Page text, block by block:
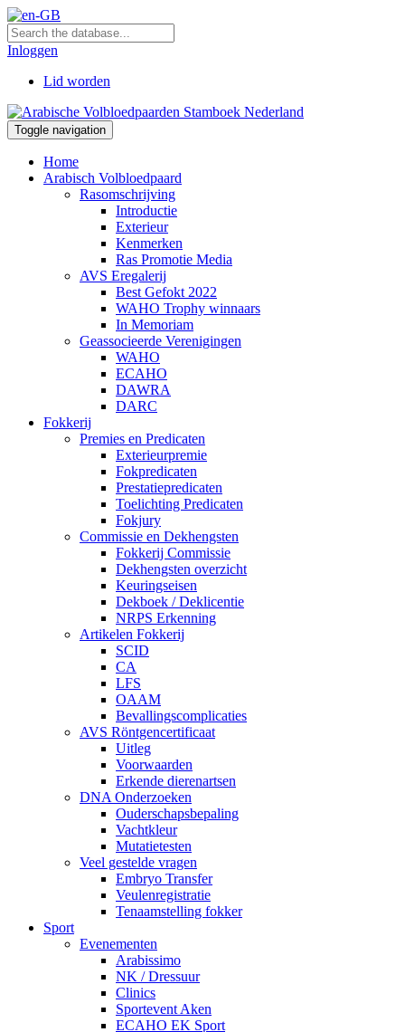
Inloggen
Lid worden
Toggle navigation
Home
Arabisch Volbloedpaard
Rasomschrijving
Introductie
Exterieur
Kenmerken
Ras Promotie Media
AVS Eregalerij
Best Gefokt 2022
WAHO Trophy winnaars
In Memoriam
Geassocieerde Verenigingen
WAHO
ECAHO
DAWRA
DARC
Fokkerij
Premies en Predicaten
Exterieurpremie
Fokpredicaten
Prestatiepredicaten
Toelichting Predicaten
Fokjury
Commissie en Dekhengsten
Fokkerij Commissie
Dekhengsten overzicht
Keuringseisen
Dekboek / Deklicentie
NRPS Erkenning
Artikelen Fokkerij
SCID
CA
LFS
OAAM
Bevallingscomplicaties
AVS Röntgencertificaat
Uitleg
Voorwaarden
Erkende dierenartsen
DNA Onderzoeken
Ouderschapsbepaling
Vachtkleur
Mutatietesten
Veel gestelde vragen
Embryo Transfer
Veulenregistratie
Tenaamstelling fokker
Sport
Evenementen
Arabissimo
NK / Dressuur
Clinics
Sportevent Aken
ECAHO EK Sport